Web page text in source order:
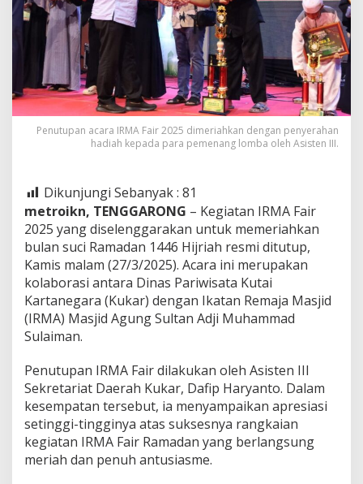
Penutupan acara IRMA Fair 2025 dimeriahkan dengan penyerahan
hadiah kepada para pemenang lomba oleh Asisten III.
Dikunjungi Sebanyak : 81
metroikn, TENGGARONG – Kegiatan IRMA Fair
2025 yang diselenggarakan untuk memeriahkan
bulan suci Ramadan 1446 Hijriah resmi ditutup,
Kamis malam (27/3/2025). Acara ini merupakan
kolaborasi antara Dinas Pariwisata Kutai
Kartanegara (Kukar) dengan Ikatan Remaja Masjid
(IRMA) Masjid Agung Sultan Adji Muhammad
Sulaiman.
Penutupan IRMA Fair dilakukan oleh Asisten III
Sekretariat Daerah Kukar, Dafip Haryanto. Dalam
kesempatan tersebut, ia menyampaikan apresiasi
setinggi-tingginya atas suksesnya rangkaian
kegiatan IRMA Fair Ramadan yang berlangsung
meriah dan penuh antusiasme.